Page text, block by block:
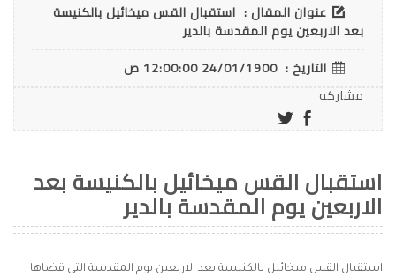
عنوان المقال : استقبال القس ميخائيل بالكنيسة
بعد الاربعين يوم المقدسة بالدير
التاريخ : 24/01/1900 12:00:00 ص
مشاركه
استقبال القس ميخائيل بالكنيسة بعد
الاربعين يوم المقدسة بالدير
استقبال القس ميخائيل بالكنيسة بعد الاربعين يوم المقدسة التى قضاها